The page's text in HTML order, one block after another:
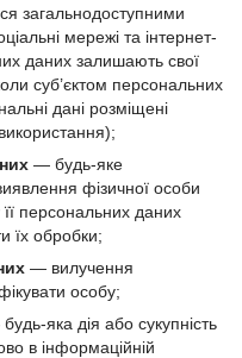
загальнодоступними
мережі та інтернет-
даних залишають свої
суб’єктом персональних
дані розміщені
— будь-яке
фізичної особи
персональних даних
їх обробки;
— вилучення
особу;
будь-яка дія або сукупність
в інформаційній